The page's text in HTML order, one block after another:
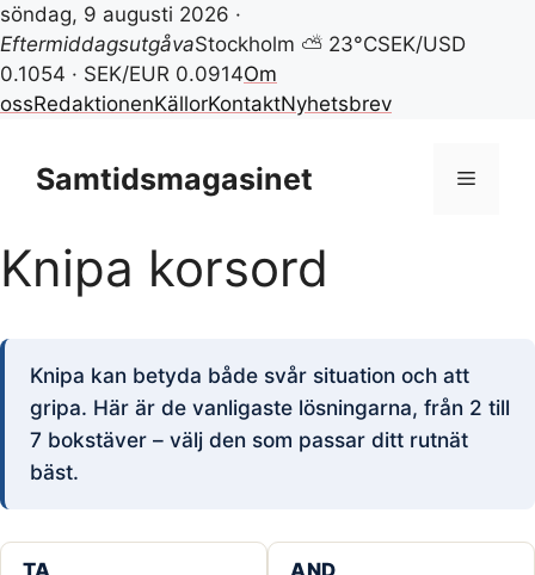
söndag, 9 augusti 2026 ·
EftermiddagsutgåvaStockholm ⛅ 23°CSEK/USD
0.1054 · SEK/EUR 0.0914Om
ossRedaktionenKällorKontaktNyhetsbrev
innehållSamtidsmagasinet Meny
Knipa korsord
Knipa kan betyda både svår situation och att
gripa. Här är de vanligaste lösningarna, från 2 till
7 bokstäver – välj den som passar ditt rutnät
bäst.